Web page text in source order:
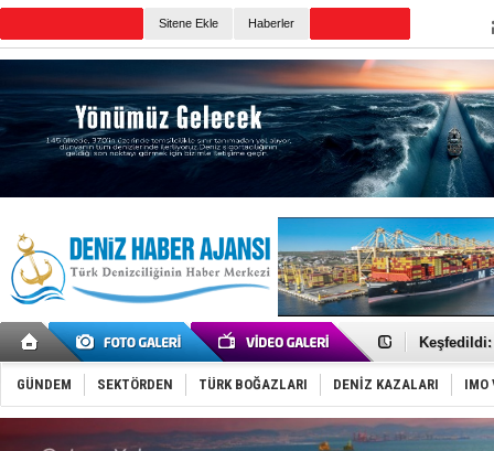
Sitene Ekle Haberler
D-Marin,
Van’da
ASEAN ilk
TAYK -
İstanbul
GÜNDEM SEKTÖRDEN TÜRK BOĞAZLARI DENİZ KAZALARI IMO